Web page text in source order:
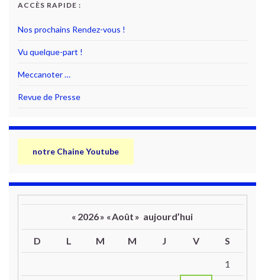
ACCÈS RAPIDE :
Nos prochains Rendez-vous !
Vu quelque-part !
Meccanoter …
Revue de Presse
notre Chaine Youtube
« 2026» «Août » aujourd’hui
D L M M J V S
1